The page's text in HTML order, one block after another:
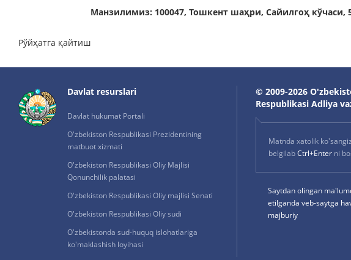
Манзилимиз: 100047, Тошкент шаҳри, Сайилгоҳ кўчаси,
Рўйҳатга қайтиш
Davlat resurslari
Davlat hukumat Portali
O'zbekiston Respublikasi Prezidentining
matbuot xizmati
O'zbekiston Respublikasi Oliy Majlisi
Qonunchilik palatasi
O'zbekiston Respublikasi Oliy majlisi Senati
O'zbekiston Respublikasi Oliy sudi
O'zbekistonda sud-huquq islohatlariga
ko'maklashish loyihasi
© 2009-2026
Respublikasi Adliya
Matnda xatolik
belgilabCtrl+Enterni
Saytdan olingan
etilganda veb-saytga
majburiy